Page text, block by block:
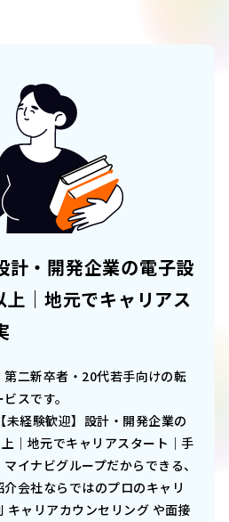
計・開発企業の電子設
｜地元でキャリアス
二新卒者・20代若手向けの転
スです。
【未経験歓迎】設計・開発企業の
｜地元でキャリアスタート｜手
イナビグループだからできる、
会社ならではのプロのキャリ
キャリアカウンセリング や面接